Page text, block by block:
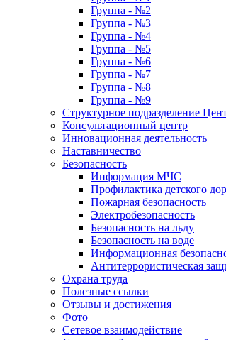
Группа - №2
Группа - №3
Группа - №4
Группа - №5
Группа - №6
Группа - №7
Группа - №8
Группа - №9
Структурное подразделение
Консультационный центр
Инновационная деятельность
Наставничество
Безопасность
Информация МЧС
Профилактика детского
Пожарная безопасность
Электробезопасность
Безопасность на льду
Безопасность на воде
Информационная
Антитеррористическая
Охрана труда
Полезные ссылки
Отзывы и достижения
Фото
Сетевое взаимодействие